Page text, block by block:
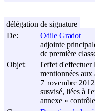
De:
Odile Gradot
adjointe
de première
Objet:
l'effet d'effectuer
mentionnées aux
7 novembre 2012
susvisé, liées à
annexe «
délégation de signature